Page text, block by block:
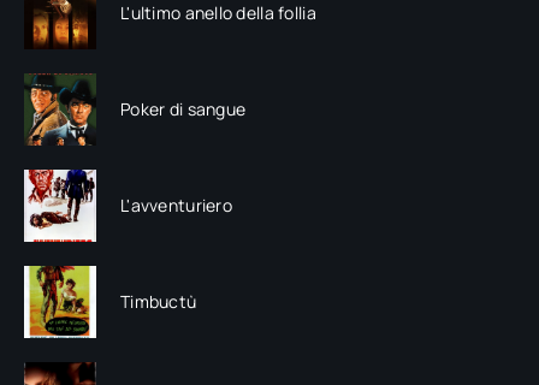
L'ultimo anello della follia
Poker di sangue
L'avventuriero
Timbuctù